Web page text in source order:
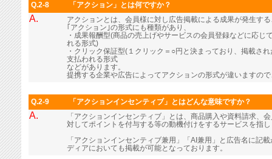
Q.2-8 「アクション」とは何ですか？
A.
アクションとは、会員様に対し広告掲載による成果が発生す
｢アクション｣の形式にも種類があり、
・成果報酬型(商品の売上げやサービスの会員登録などに応
れる形式)
・クリック保証型(１クリック＝○円と決まっており、掲載さ
支払われる形式
などがあります。
提携する企業や広告によってアクションの形式が違いますの
Q.2-9 「アクションインセンティブ」とはどんな意味ですか？
A.
「アクションインセンティブ」とは、商品購入や資料請求、
対してポイントを付与する等の動機付けをするサービスを指
「アクションインセンティブ兼用」「AI兼用」と広告名に記
ディアにおいても掲載が可能となっております。